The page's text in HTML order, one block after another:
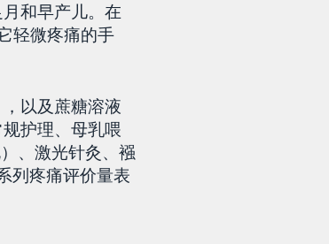
和早产儿。在
轻微疼痛的手
以及蔗糖溶液
护理、母乳喂
、激光针灸、襁
列疼痛评价量表